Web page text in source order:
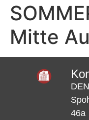
Mitte
46a